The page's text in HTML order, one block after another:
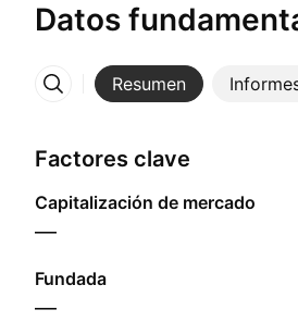
Datos
Resumen
Más
Factores clave
Capitalización de mercado
—
Fundada
—